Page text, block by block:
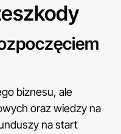
biznesu, ale
oraz wiedzy na
na start